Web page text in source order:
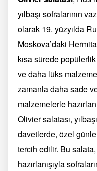
yılbaşı sofralarının
olarak 19. yüzyılda
Moskova’daki
kısa sürede
ve daha lüks
zamanla daha sade
malzemelerle
Olivier salatası,
davetlerde, özel
tercih edilir. Bu
hazırlanışıyla